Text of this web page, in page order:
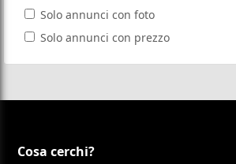
Solo annunci con foto
Solo annunci con prezzo
Cosa cerchi?